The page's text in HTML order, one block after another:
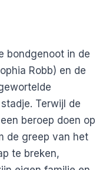
bondgenoot in de
Robb) en de
Terwijl de
beroep doen op
de greep van het
te breken,